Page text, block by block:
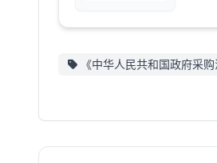
《中华人民共和国政府采购